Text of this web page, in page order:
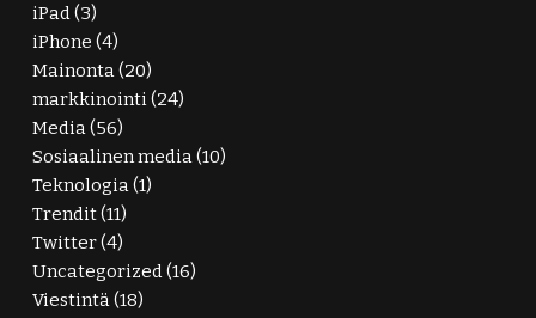
iPad(3)
iPhone (4)
Mainonta(20)
markkinointi(24)
Media(56)
Sosiaalinen media(10)
Teknologia(1)
Trendit(11)
Twitter(4)
Uncategorized(16)
Viestintä(18)